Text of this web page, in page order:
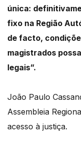
única:
fixo na Região
de facto,
magistrados
legais”.
João Paulo
Assembleia
acesso à justiça.